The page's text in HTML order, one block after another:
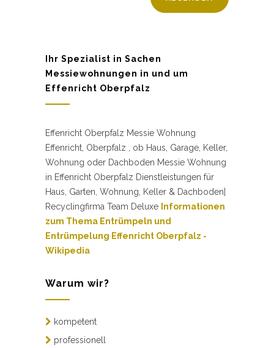
Ihr Spezialist in Sachen
Messiewohnungen in und um
Effenricht Oberpfalz
Effenricht Oberpfalz Messie Wohnung
Effenricht, Oberpfalz , ob Haus, Garage, Keller,
Wohnung oder Dachboden Messie Wohnung
in Effenricht Oberpfalz Dienstleistungen für
Haus, Garten, Wohnung, Keller & Dachboden|
Recyclingfirma Team Deluxe Informationen
zum Thema Entrümpeln und
Entrümpelung Effenricht Oberpfalz -
Wikipedia
Warum wir?
kompetent
professionell